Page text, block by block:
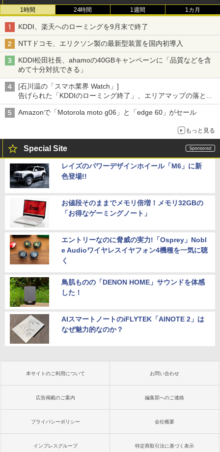
1時間 24時間 1週間 1カ月
KDDI、楽天へのローミングを9月末で終了
NTTドコモ、エリクソン製の最新型装置を国内初導入
KDDI松田社長、ahamoの40GBキャンペーンに「品質などを含
めて十分対抗できる」
[石川温の「スマホ業界 Watch」]
告げられた「KDDIのローミング終了」、エリアマップの落とし
穴と楽天モバイルの課題
Amazonで「Motorola moto g06」と「edge 60」がセール
もっと見る
Special Site
レイズのパワーデザインホイール「M6」に新
色登場!!
お値段そのままでメモリ倍増！メモリ32GBの
「お得なゲーミングノート」
エントリーなのに脅威の実力!「Osprey」Nobl
e Audioワイヤレスイヤフォン4機種を一気に聴
く
鳥肌ものの「DENON HOME」サウンドを体感
した！
AIスマートノートのiFLYTEK「AINOTE 2」は
なぜ魅力的なのか？
本サイトのご利用について お問い合わせ
広告掲載のご案内 編集部へのご連絡
プライバシーポリシー 会社概要
インプレスグループ 特定商取引法に基づく表示